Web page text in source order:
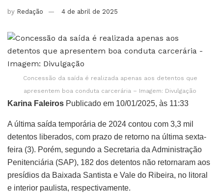
by Redação 4 de abril de 2025
Concessão da saída é realizada apenas aos detentos que
apresentem boa conduta carcerária – Imagem: Divulgação
Karina Faleiros Publicado em 10/01/2025, às 11:33
A última saída temporária de 2024 contou com 3,3 mil
detentos liberados, com prazo de retorno na última sexta-
feira (3). Porém, segundo a Secretaria da Administração
Penitenciária (SAP), 182 dos detentos não retornaram aos
presídios da Baixada Santista e Vale do Ribeira, no litoral
e interior paulista, respectivamente.